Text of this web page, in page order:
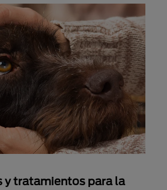
y tratamientos para la